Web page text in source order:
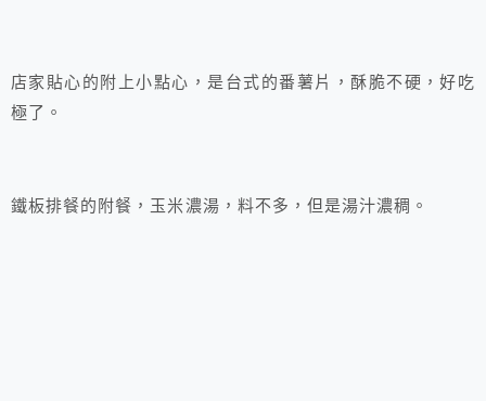
店家貼心的附上小點心，是台式的番薯片，酥脆不硬，好吃
極了。
鐵板排餐的附餐，玉米濃湯，料不多，但是湯汁濃稠。